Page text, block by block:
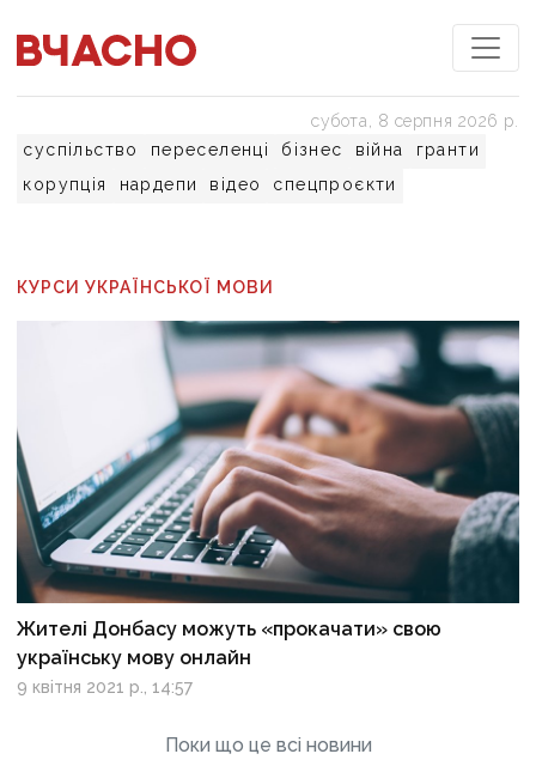
суспільство переселенці бізнес війна
гранти
корупція
нардепи відео спецпроєкти
субота, 8 серпня 2026 р.
КУРСИ УКРАЇНСЬКОЇ МОВИ
Жителі Донбасу можуть «прокачати» свою
українську мову онлайн
9 квітня 2021 р., 14:57
Поки що це всі новини